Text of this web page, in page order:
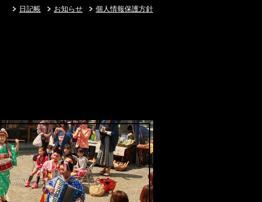
日記帳 お知らせ 個人情報保護方針